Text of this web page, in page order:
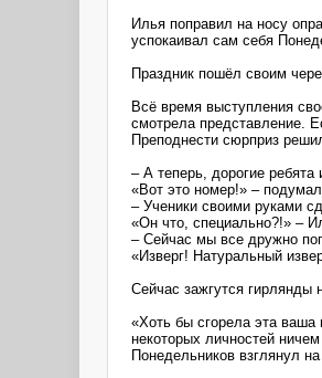
Илья поправил на носу
успокаивал сам себя
Праздник пошёл своим
Всё время выступления
смотрела представление.
Преподнести сюрприз
– А теперь, дорогие
«Вот это номер!» –
– Ученики своими руками
«Он что, специально?!» –
– Сейчас мы все дружно
«Изверг! Натуральный
Сейчас зажгутся гирлянды
«Хоть бы сгорела эта ваша
некоторых личностей
Понедельников взглянул